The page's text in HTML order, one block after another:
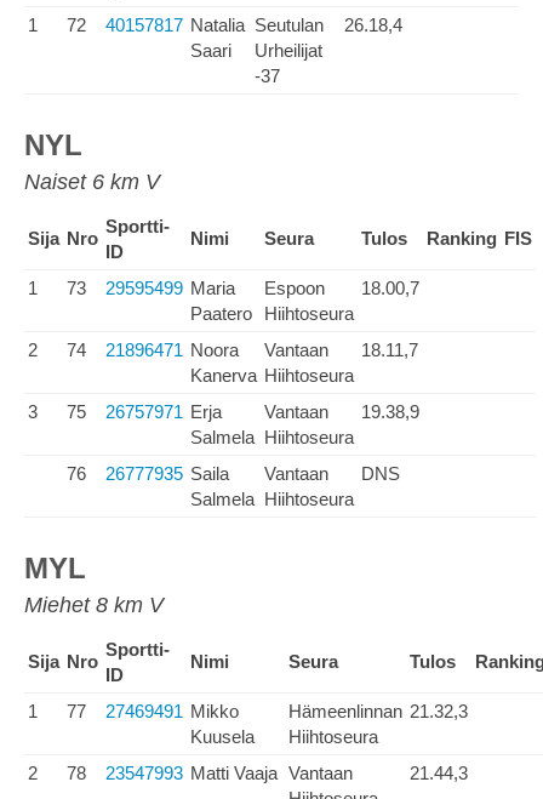
1 72 40157817 Natalia
Saari
Seutulan
Urheilijat
-37
26.18,4
NYL
Naiset 6 km V
Sija Nro
Sportti-
ID
Nimi Seura Tulos Ranking FIS
1 73 29595499 Maria
Paatero
Espoon
Hiihtoseura
18.00,7
2 74 21896471 Noora
Kanerva
Vantaan
Hiihtoseura
18.11,7
3 75 26757971 Erja
Salmela
Vantaan
Hiihtoseura
19.38,9
76 26777935 Saila
Salmela
Vantaan
Hiihtoseura
DNS
MYL
Miehet 8 km V
Sija Nro
Sportti-
ID
Nimi Seura Tulos
1 77 27469491 Mikko
Kuusela
Hämeenlinnan
Hiihtoseura
21.32,3
2 78 23547993 Matti Vaaja Vantaan
21.44,3